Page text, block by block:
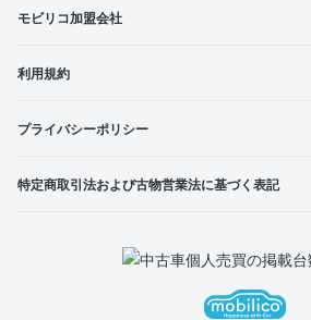
モビリコ加盟会社
利用規約
プライバシーポリシー
特定商取引法および古物営業法に基づく表記